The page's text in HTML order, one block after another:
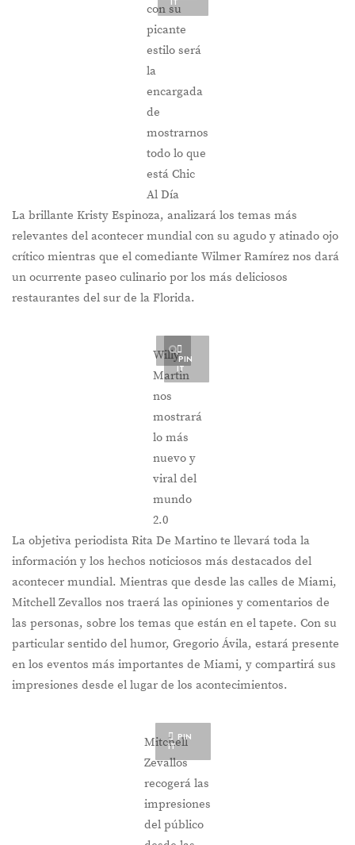
con su
picante
estilo será
la
encargada
de
mostrarnos
todo lo que
está Chic
Al Día
La brillante Kristy Espinoza, analizará los temas más
relevantes del acontecer mundial con su agudo y atinado ojo
crítico mientras que el comediante Wilmer Ramírez nos dará
un ocurrente paseo culinario por los más deliciosos
restaurantes del sur de la Florida.
PIN
IT
Willy
Martin
nos
mostrará
lo más
nuevo y
viral del
mundo
2.0
La objetiva periodista Rita De Martino te llevará toda la
información y los hechos noticiosos más destacados del
acontecer mundial. Mientras que desde las calles de Miami,
Mitchell Zevallos nos traerá las opiniones y comentarios de
las personas, sobre los temas que están en el tapete. Con su
particular sentido del humor, Gregorio Ávila, estará presente
en los eventos más importantes de Miami, y compartirá sus
impresiones desde el lugar de los acontecimientos.
PIN
IT
Mitchell
Zevallos
recogerá las
impresiones
del público